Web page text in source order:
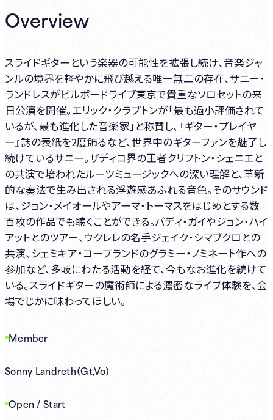
Overview
スライドギターという楽器の可能性を拡張し続け、音楽ジャ
ンルの境界を軽やかに飛び越える唯一無二の存在、サニー・
ランドレスがビルボードライブ東京で貴重なソロセットの来
日公演を開催。エリック・クラプトンが「最も過小評価されて
いるが、最も進化した音楽家」と称賛し、『ギター・プレイヤ
ー』誌の表紙を2度飾るなど、世界中のギターファンを魅了し
続けているサニー。ザディコ界の王者クリフトン・シェニエと
の共演で培われたルーツミュージックへの深い理解と、革新
的な奏法で生み出される浮遊感あふれる音色。そのサウンド
は、ジョン・メイオールやアーマ・トーマスをはじめとする数
百枚の作品でも聴くことができる。バディ・ガイやジョン・ハイ
アットとのツアー、ウクレレの名手ジェイク・シマブクロとの
共演、シェミキア・コープランドのグラミー・ノミネート作への
参加など、多岐にわたる活動を経て、今もなお進化を続けて
いる。スライドギターの魔術師による濃密なライブ体験を、会
場でじかに味わってほしい。
Member
Sonny Landreth（Gt,Vo）
Open / Start